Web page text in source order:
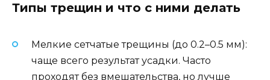
Типы трещин и что с ними делать
Мелкие сетчатые трещины (до 0.2–0.5 мм):
чаще всего результат усадки. Часто
проходят без вмешательства, но лучше